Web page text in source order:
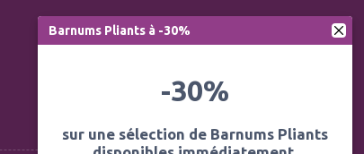
Barnums Pliants à -30%
-30%
sur une sélection de Barnums Pliants